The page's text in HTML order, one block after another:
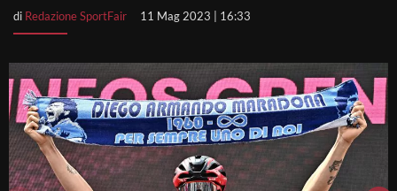
di Redazione SportFair 11 Mag 2023 | 16:33